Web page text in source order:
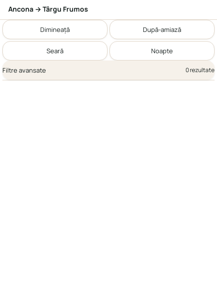
Ancona → Târgu Frumos
Dimineață După-amiază
Seară Noapte
Filtre avansate 0 rezultate